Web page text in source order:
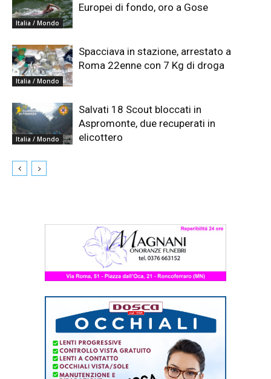
Italia / Mondo
Europei di fondo, oro a Gose
Italia / Mondo
Spacciava in stazione, arrestato a
Roma 22enne con 7 Kg di droga
Italia / Mondo
Salvati 18 Scout bloccati in
Aspromonte, due recuperati in
elicottero